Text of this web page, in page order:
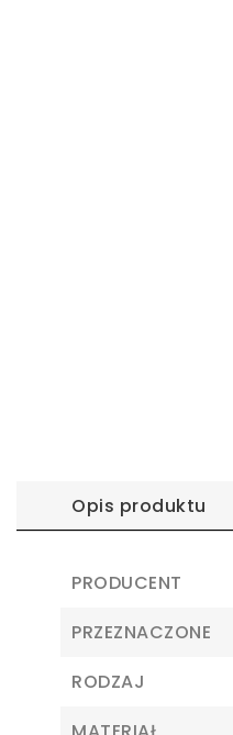
Opis produktu
PRODUCENT
PRZEZNACZONE
RODZAJ